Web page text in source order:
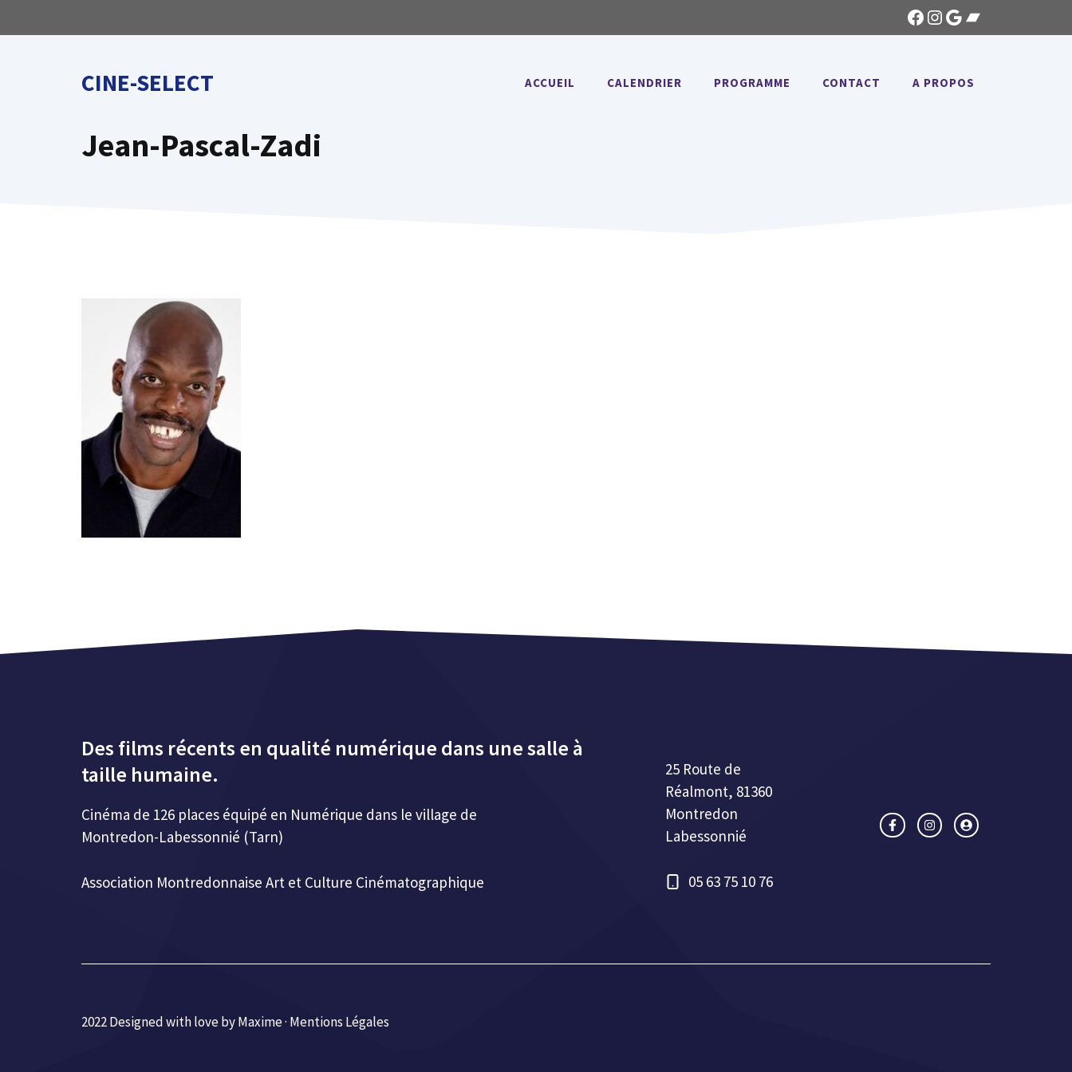
au
Facebook
Instagram
GoogleBandcamp
CINE-SELECT ACCUEIL CALENDRIER PROGRAMME CONTACT A PROPOS
Jean-Pascal-Zadi
Des films récents en qualité numérique dans une salle à
taille humaine.
Cinéma de 126 places équipé en Numérique dans le village de
Montredon-Labessonnié (Tarn)
Association Montredonnaise Art et Culture Cinématographique
25 Route de
Réalmont, 81360
Montredon
Labessonnié
05 63 75 10 76
2022 Designed with love by Maxime · Mentions Légales